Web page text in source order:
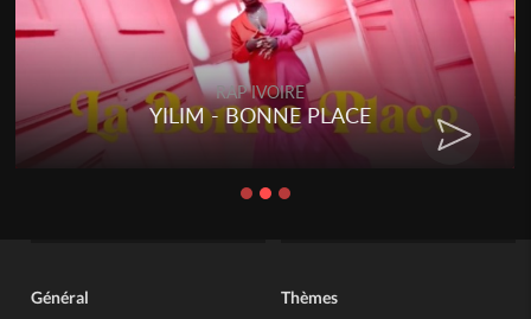
RAP IVOIRE
YILIM - BONNE PLACE
Général Thèmes